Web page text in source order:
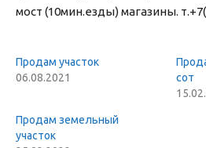
мост (10мин.езды) магазины.
Продам участок
06.08.2021
сот
Продам земельный
участок